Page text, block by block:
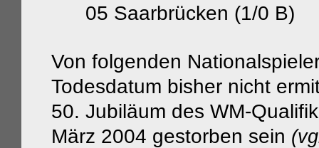
05 Saarbrücken (1/0 B)
Von folgenden
Todesdatum bisher nicht
50. Jubiläum des WM-
März 2004 gestorben sein